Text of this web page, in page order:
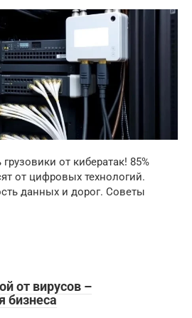
от кибератак! 85%
от цифровых технологий.
данных и дорог. Советы
от вирусов –
бизнеса